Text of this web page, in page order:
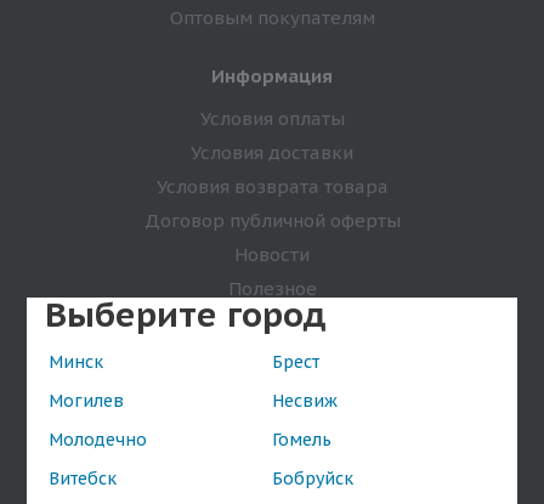
Выберите город
Минск
Брест
Могилев
Несвиж
Молодечно
Гомель
Витебск
Бобруйск
Оптовым покупателям
Информация
Условия оплаты
Условия доставки
Условия возврата товара
Договор публичной оферты
Новости
Полезное
Положение о видеонаблюдении